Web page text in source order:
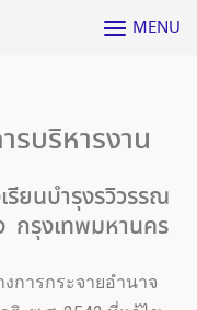
MENU
ารงาน
รวิวรรณ
กรุงเทพมหานคร
การกระจายอำนาจ